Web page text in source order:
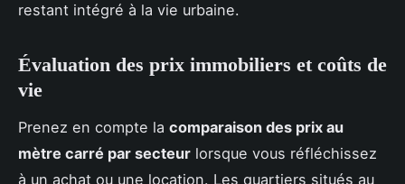
restant intégré à la vie urbaine.
Évaluation des prix immobiliers et coûts de
vie
Prenez en compte la comparaison des prix au
mètre carré par secteur lorsque vous réfléchissez
à un achat ou une location. Les quartiers situés au